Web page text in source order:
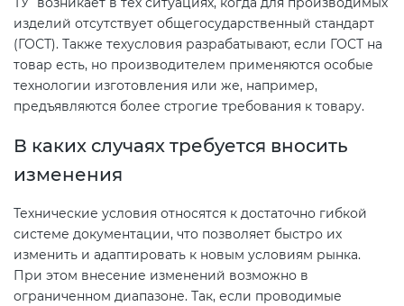
изделий отсутствует общегосударственный стандарт
(ГОСТ). Также техусловия разрабатывают, если ГОСТ на
товар есть, но производителем применяются особые
технологии изготовления или же, например,
предъявляются более строгие требования к товару.
В каких случаях требуется вносить
изменения
Технические условия относятся к достаточно гибкой
системе документации, что позволяет быстро их
изменить и адаптировать к новым условиям рынка.
При этом внесение изменений возможно в
ограниченном диапазоне. Так, если проводимые
Сертификация спортивных
товаров
Сертификация ресурсов
Остальное
БАДы
Декларация ТР ТС
Декларирование косметики (ТР
Декларирование оборудования
Декларирование пищевой
продукции (ТР ТС 021)